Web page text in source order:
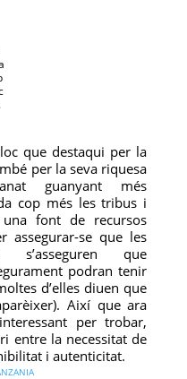
que destaqui per la
per la seva riquesa
guanyant més
cop més les tribus i
font de recursos
assegurar-se que les
s’asseguren que
podran tenir
d’elles diuen que
Així que ara
per trobar,
entre la necessitat de
i autenticitat.